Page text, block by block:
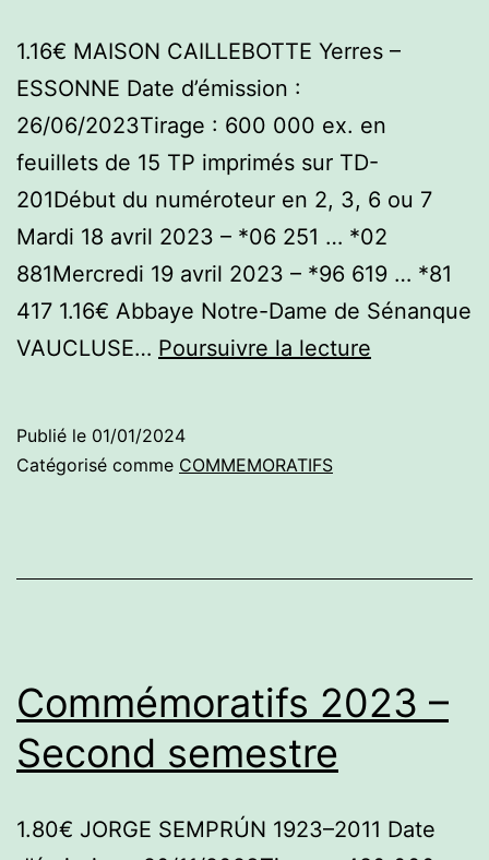
1.16€ MAISON CAILLEBOTTE Yerres –
ESSONNE Date d’émission :
26/06/2023Tirage : 600 000 ex. en
feuillets de 15 TP imprimés sur TD-
201Début du numéroteur en 2, 3, 6 ou 7
Mardi 18 avril 2023 – *06 251 … *02
881Mercredi 19 avril 2023 – *96 619 … *81
417 1.16€ Abbaye Notre-Dame de Sénanque
VAUCLUSE… Poursuivre la lecture
Publié le 01/01/2024
Catégorisé comme COMMEMORATIFS
Commémoratifs 2023 –
Second semestre
1.80€ JORGE SEMPRÚN 1923–2011 Date